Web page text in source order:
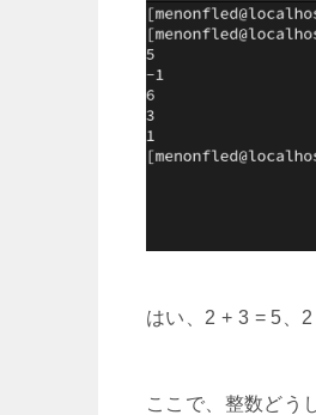
はい、2 + 3 = 5、
ここで、整数どう